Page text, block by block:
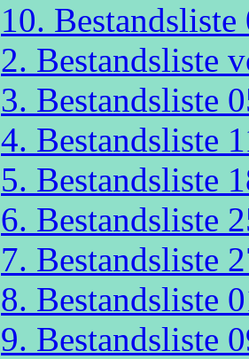
10.
2. Bestandsliste
3. Bestandsliste
4. Bestandsliste
5. Bestandsliste
6. Bestandsliste
7. Bestandsliste
8. Bestandsliste
9. Bestandsliste